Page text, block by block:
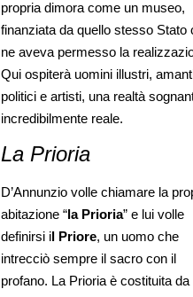
propria dimora come un museo,
finanziata da quello stesso Stato
ne aveva permesso la
Qui ospiterà uomini illustri,
politici e artisti, una realtà
incredibilmente reale.
La Prioria
D’Annunzio volle chiamare la
abitazione “la Prioria” e lui volle
definirsi il Priore, un uomo che
intrecciò sempre il sacro con il
profano. La Prioria è costituita da